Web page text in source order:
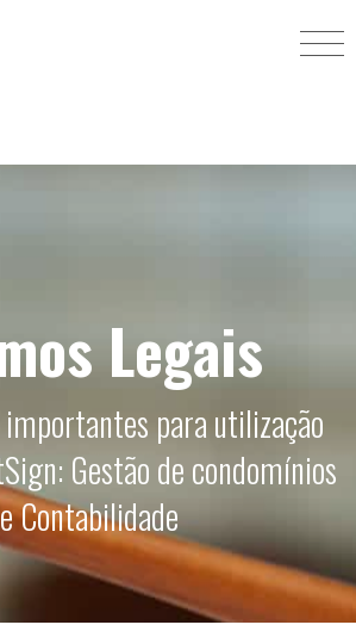
Legais
para utilização
Gestão de condomínios
e Contabilidade